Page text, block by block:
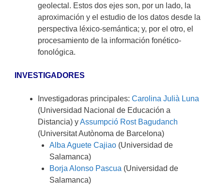
geolectal. Estos dos ejes son, por un lado, la
aproximación y el estudio de los datos desde la
perspectiva léxico-semántica; y, por el otro, el
procesamiento de la información fonético-
fonológica.
INVESTIGADORES
Investigadoras principales: Carolina Julià Luna
(Universidad Nacional de Educación a
Distancia) yAssumpció Rost Bagudanch
(Universitat Autònoma de Barcelona)
Alba Aguete Cajiao (Universidad de
Salamanca)
Borja Alonso Pascua (Universidad de
Salamanca)